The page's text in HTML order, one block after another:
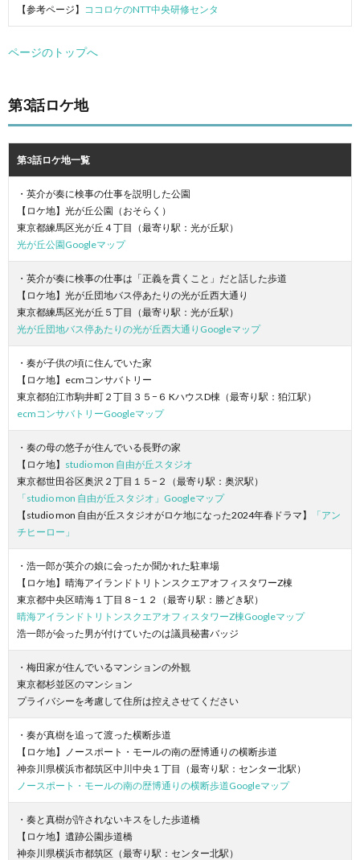
【参考ページ】 ココロケのNTT中央研修センタ
ページのトップへ
第3話ロケ地
第3話ロケ地一覧
・英介が奏に検事の仕事を説明した公園
【ロケ地】光が丘公園（おそらく）
東京都練馬区光が丘４丁目（最寄り駅：光が丘駅）
光が丘公園Googleマップ
・英介が奏に検事の仕事は「正義を貫くこと」だと話した歩道
【ロケ地】光が丘団地バス停あたりの光が丘西大通り
東京都練馬区光が丘５丁目（最寄り駅：光が丘駅）
光が丘団地バス停あたりの光が丘西大通りGoogleマップ
・奏が子供の頃に住んでいた家
【ロケ地】ecmコンサバトリー
東京都狛江市駒井町２丁目３５−６ KハウスD棟（最寄り駅：狛江駅）
ecmコンサバトリーGoogleマップ
・奏の母の悠子が住んでいる長野の家
【ロケ地】 studio mon 自由が丘スタジオ
東京都世田谷区奥沢２丁目１５−２（最寄り駅：奥沢駅）
「studio mon 自由が丘スタジオ」Googleマップ
【studio mon 自由が丘スタジオがロケ地になった2024年春ドラマ】
「アン
チヒーロー」
・浩一郎が英介の娘に会ったか聞かれた駐車場
【ロケ地】晴海アイランドトリトンスクエアオフィスタワーZ棟
東京都中央区晴海１丁目８−１２（最寄り駅：勝どき駅）
晴海アイランドトリトンスクエアオフィスタワーZ棟Googleマップ
浩一郎が会った男が付けていたのは議員秘書バッジ
・梅田家が住んでいるマンションの外観
東京都杉並区のマンション
プライバシーを考慮して住所は控えさせてください
・奏が真樹を追って渡った横断歩道
【ロケ地】ノースポート・モールの南の歴博通りの横断歩道
神奈川県横浜市都筑区中川中央１丁目（最寄り駅：センター北駅）
ノースポート・モールの南の歴博通りの横断歩道Googleマップ
・奏と真樹が許されないキスをした歩道橋
【ロケ地】遺跡公園歩道橋
神奈川県横浜市都筑区（最寄り駅：センター北駅）